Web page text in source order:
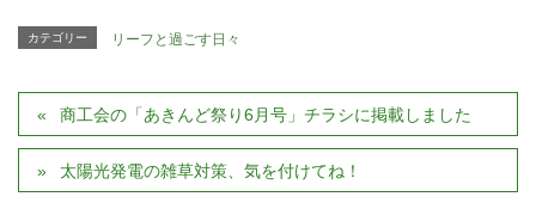
カテゴリー リーフと過ごす日々
商工会の「あきんど祭り6月号」チラシに掲載しました
太陽光発電の雑草対策、気を付けてね！